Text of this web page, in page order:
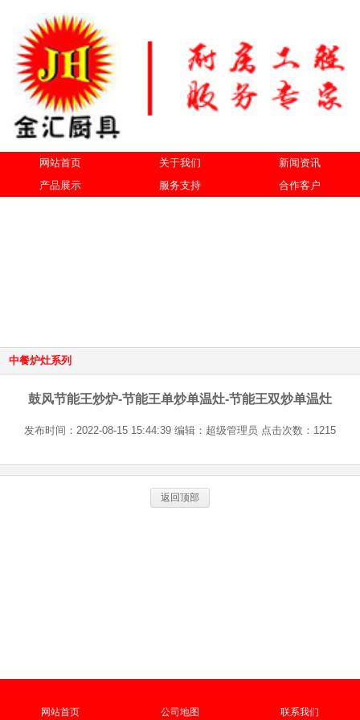
网站首页 关于我们
新闻资讯
产品展示
服务支持 合作客户
中餐炉灶系列
鼓风节能王炒炉-节能王单炒单温灶-节能王双炒单温灶
发布时间：2022-08-15 15:44:39 编辑：超级管理员 点击次数：1215
返回顶部
网站首页 公司地图 联系我们